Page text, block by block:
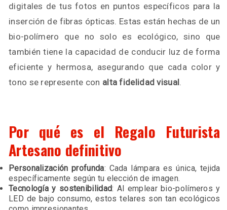
digitales de tus fotos en puntos específicos para la
inserción de fibras ópticas. Estas están hechas de un
bio-polímero que no solo es ecológico, sino que
también tiene la capacidad de conducir luz de forma
eficiente y hermosa, asegurando que cada color y
tono se represente con alta fidelidad visual.
Por qué es el Regalo Futurista
Artesano definitivo
Personalización profunda: Cada lámpara es única, tejida
específicamente según tu elección de imagen.
Tecnología y sostenibilidad: Al emplear bio-polímeros y
LED de bajo consumo, estos telares son tan ecológicos